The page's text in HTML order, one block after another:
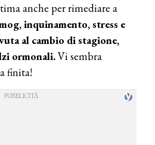
anche per rimediare a
inquinamento, stress e
al cambio di stagione,
ormonali.Vi sembra
finita!